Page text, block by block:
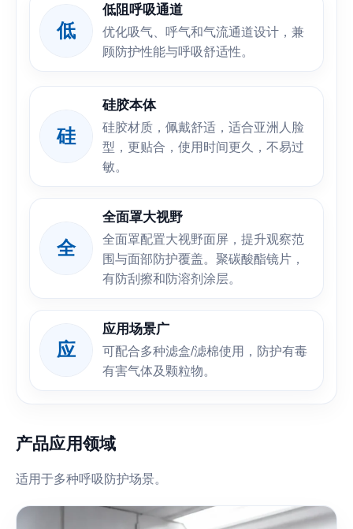
低
低阻呼吸通道
优化吸气、呼气和气流通道设计，兼
顾防护性能与呼吸舒适性。
硅
硅胶本体
硅胶材质，佩戴舒适，适合亚洲人脸
型，更贴合，使用时间更久，不易过
敏。
全
全面罩大视野
全面罩配置大视野面屏，提升观察范
围与面部防护覆盖。聚碳酸酯镜片，
有防刮擦和防溶剂涂层。
应
应用场景广
可配合多种滤盒/滤棉使用，防护有毒
有害气体及颗粒物。
产品应用领域
适用于多种呼吸防护场景。